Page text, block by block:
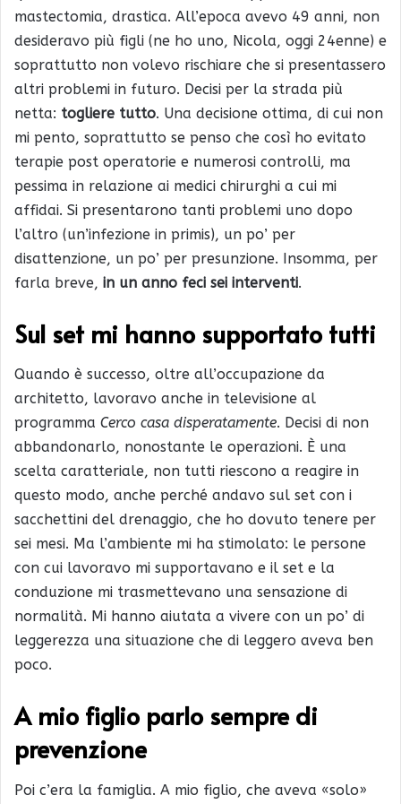
mastectomia, drastica. All’epoca avevo 49 anni, non
desideravo più figli (ne ho uno, Nicola, oggi 24enne) e
soprattutto non volevo rischiare che si presentassero
altri problemi in futuro. Decisi per la strada più
netta: togliere tutto. Una decisione ottima, di cui non
mi pento, soprattutto se penso che così ho evitato
terapie post operatorie e numerosi controlli, ma
pessima in relazione ai medici chirurghi a cui mi
affidai. Si presentarono tanti problemi uno dopo
l’altro (un’infezione in primis), un po’ per
disattenzione, un po’ per presunzione. Insomma, per
farla breve, in un anno feci sei interventi.
Sul set mi hanno supportato tutti
Quando è successo, oltre all’occupazione da
architetto, lavoravo anche in televisione al
programma Cerco casa disperatamente. Decisi di non
abbandonarlo, nonostante le operazioni. È una
scelta caratteriale, non tutti riescono a reagire in
questo modo, anche perché andavo sul set con i
sacchettini del drenaggio, che ho dovuto tenere per
sei mesi. Ma l’ambiente mi ha stimolato: le persone
con cui lavoravo mi supportavano e il set e la
conduzione mi trasmettevano una sensazione di
normalità. Mi hanno aiutata a vivere con un po’ di
leggerezza una situazione che di leggero aveva ben
poco.
A mio figlio parlo sempre di
prevenzione
Poi c’era la famiglia. A mio figlio, che aveva «solo»